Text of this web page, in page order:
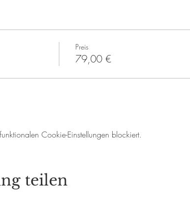
Preis
79,00 €
Cookie-Einstellungen blockiert.
teilen